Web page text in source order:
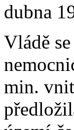
dubna
Vládě
min.